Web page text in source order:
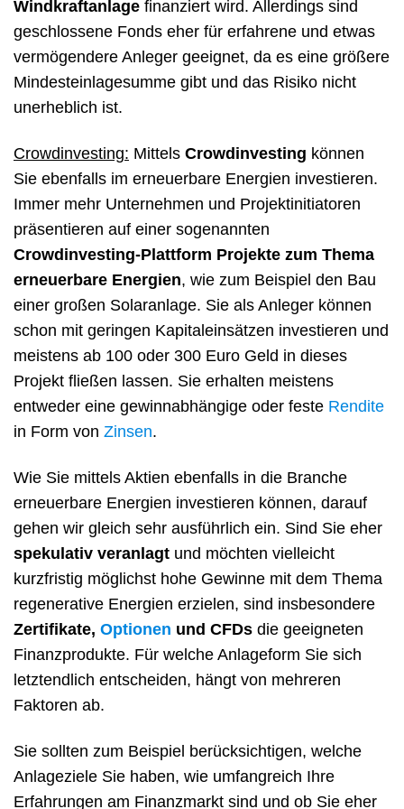
Windkraftanlage finanziert wird. Allerdings sind
geschlossene Fonds eher für erfahrene und etwas
vermögendere Anleger geeignet, da es eine größere
Mindesteinlagesumme gibt und das Risiko nicht
unerheblich ist.
Crowdinvesting: Mittels Crowdinvesting können
Sie ebenfalls im erneuerbare Energien investieren.
Immer mehr Unternehmen und Projektinitiatoren
präsentieren auf einer sogenannten
Crowdinvesting-Plattform Projekte zum Thema
erneuerbare Energien, wie zum Beispiel den Bau
einer großen Solaranlage. Sie als Anleger können
schon mit geringen Kapitaleinsätzen investieren und
meistens ab 100 oder 300 Euro Geld in dieses
Projekt fließen lassen. Sie erhalten meistens
entweder eine gewinnabhängige oder feste Rendite
in Form von Zinsen.
Wie Sie mittels Aktien ebenfalls in die Branche
erneuerbare Energien investieren können, darauf
gehen wir gleich sehr ausführlich ein. Sind Sie eher
spekulativ veranlagt und möchten vielleicht
kurzfristig möglichst hohe Gewinne mit dem Thema
regenerative Energien erzielen, sind insbesondere
Zertifikate, Optionen und CFDs die geeigneten
Finanzprodukte. Für welche Anlageform Sie sich
letztendlich entscheiden, hängt von mehreren
Faktoren ab.
Sie sollten zum Beispiel berücksichtigen, welche
Anlageziele Sie haben, wie umfangreich Ihre
Erfahrungen am Finanzmarkt sind und ob Sie eher